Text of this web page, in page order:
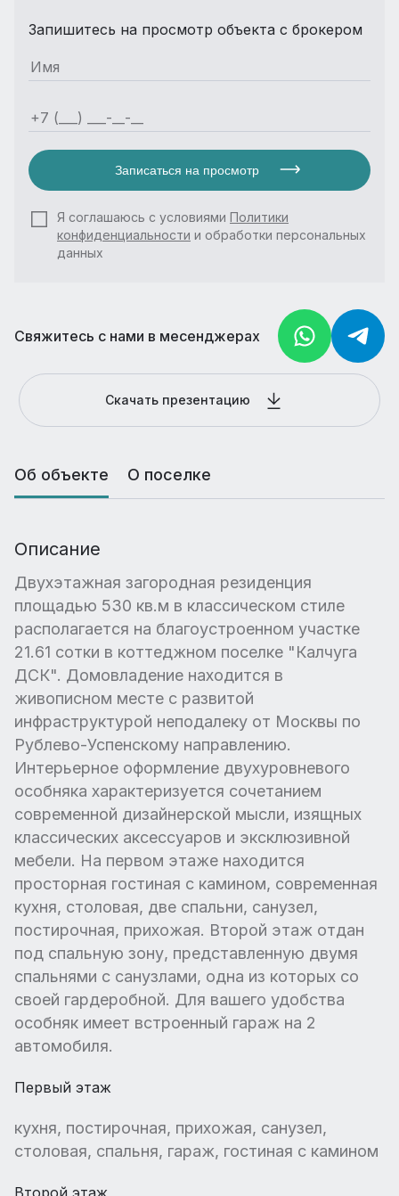
Запишитесь на просмотр объекта с брокером
Записаться на просмотр
Я соглашаюсь с условиями Политики
конфиденциальности и обработки персональных
данных
Свяжитесь с нами в месенджерах
Скачать презентацию
Об объекте О поселке
Описание
Двухэтажная загородная резиденция
площадью 530 кв.м в классическом стиле
располагается на благоустроенном участке
21.61 сотки в коттеджном поселке "Калчуга
ДСК". Домовладение находится в
живописном месте с развитой
инфраструктурой неподалеку от Москвы по
Рублево-Успенскому направлению.
Интерьерное оформление двухуровневого
особняка характеризуется сочетанием
современной дизайнерской мысли, изящных
классических аксессуаров и эксклюзивной
мебели. На первом этаже находится
просторная гостиная с камином, современная
кухня, столовая, две спальни, санузел,
постирочная, прихожая. Второй этаж отдан
под спальную зону, представленную двумя
спальнями с санузлами, одна из которых со
своей гардеробной. Для вашего удобства
особняк имеет встроенный гараж на 2
автомобиля.
Первый этаж
кухня, постирочная, прихожая, санузел,
столовая, спальня, гараж, гостиная с камином
Второй этаж